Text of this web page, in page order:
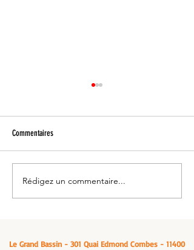
Venez vous ressourcer: Le grand
bassin, à Castelnaudary
Commentaires
Rédigez un commentaire...
Le Grand Bassin - 301 Quai Edmond Combes - 11400